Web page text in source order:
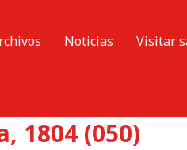
Noticias
Visitar
1804 (050)